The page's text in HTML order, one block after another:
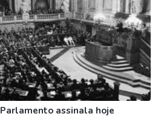
Parlamento assinala hoje